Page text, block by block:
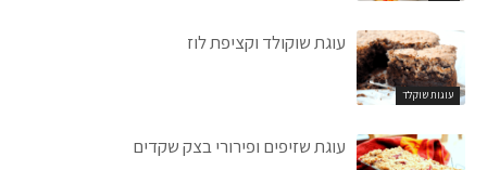
עוגות שוקלד
עוגת שוקולד וקציפת לוז
עוגת שזיפים ופירורי בצק שקדים